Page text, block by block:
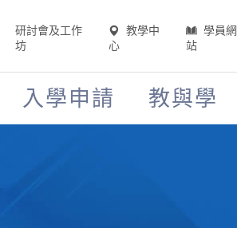
研討會及工作
坊
教學中
心
學員網
站
入學申請 教與學